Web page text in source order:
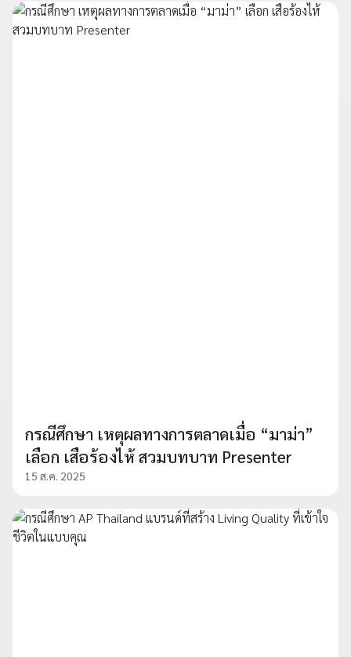
กรณีศึกษา เหตุผลทางการตลาดเมื่อ “มาม่า”
เลือก เสือร้องไห้ สวมบทบาท Presenter
15 ส.ค. 2025